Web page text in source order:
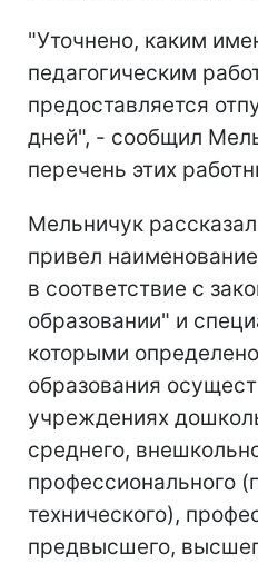
"Уточнено, каким
педагогическим
предоставляется
дней", - сообщил
перечень этих
Мельничук
привел
в соответствие с
образовании" и
которыми
образования
учреждениях
среднего,
профессионального
технического),
предвысшего,